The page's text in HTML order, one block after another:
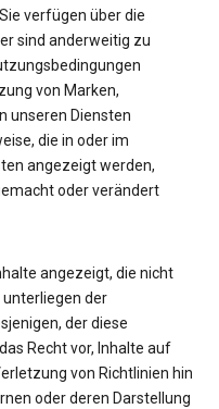
verfügen über die
sind anderweitig zu
von Marken,
unseren Diensten
die in oder im
angezeigt werden,
oder verändert
angezeigt, die nicht
unterliegen der
der diese
Recht vor, Inhalte auf
von Richtlinien hin
oder deren Darstellung